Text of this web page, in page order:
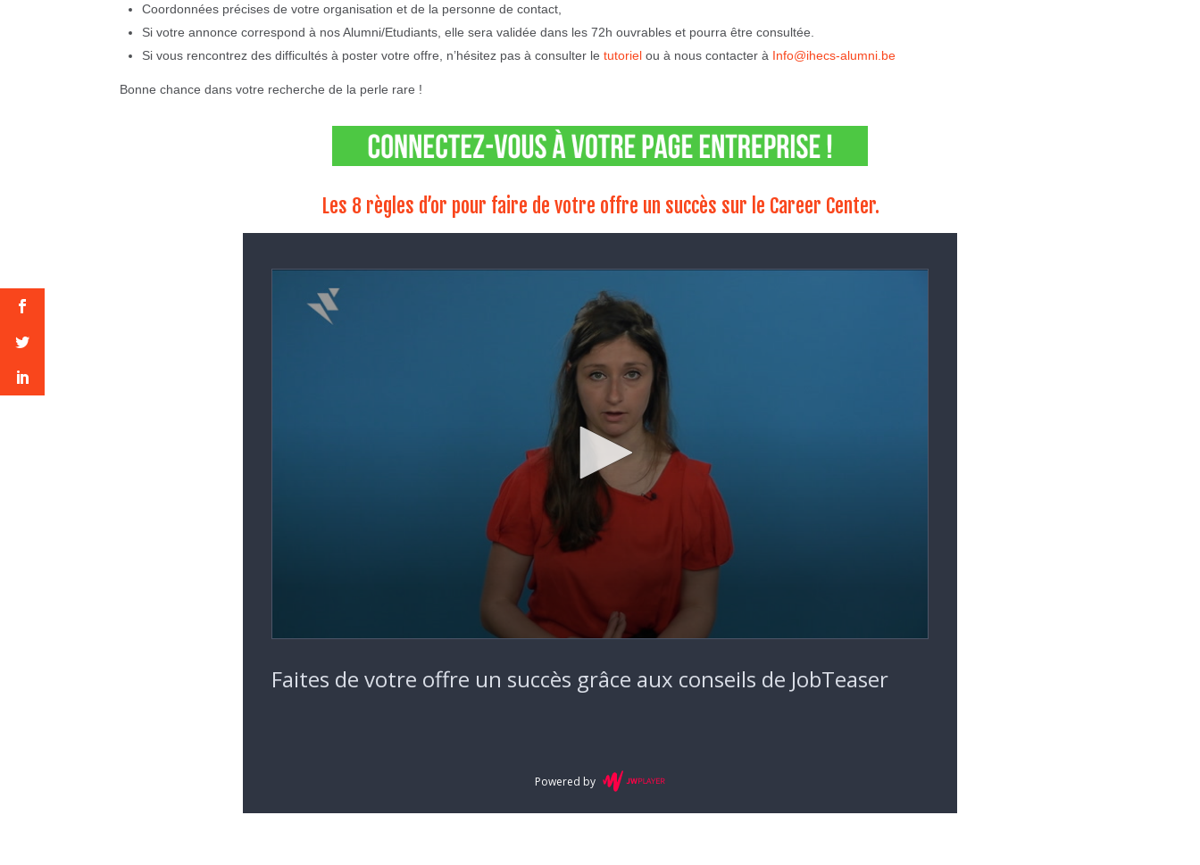
Coordonnées précises de votre organisation et de la personne de contact,
Si votre annonce correspond à nos Alumni/Etudiants, elle sera validée dans les 72h ouvrables et pourra être consultée.
Si vous rencontrez des difficultés à poster votre offre, n’hésitez pas à consulter letutorielou à nous contacter à Info@ihecs-alumni.be
Bonne chance dans votre recherche de la perle rare !
Les 8 règles d’or pour faire de votre offre un succès sur le Career Center.